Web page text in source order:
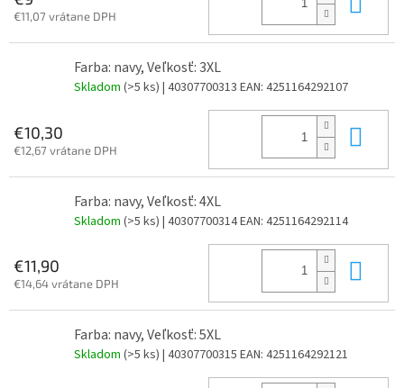
€11,07 vrátane DPH
Farba: navy, Veľkosť: 3XL
Skladom (>5 ks) | 40307700313 EAN: 4251164292107
€10,30
€12,67 vrátane DPH
Farba: navy, Veľkosť: 4XL
Skladom (>5 ks) | 40307700314EAN: 4251164292114
€11,90
€14,64 vrátane DPH
Farba: navy, Veľkosť: 5XL
Skladom (>5 ks) | 40307700315 EAN: 4251164292121